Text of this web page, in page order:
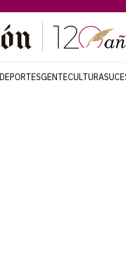
DEPORTESGENTECULTURA